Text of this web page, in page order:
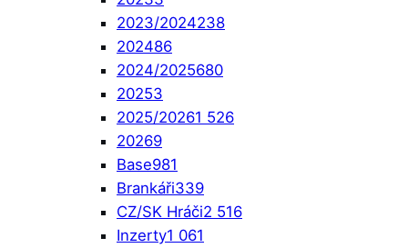
2023/2024238
202486
2024/2025680
20253
2025/20261 526
20269
Base981
Brankáři339
CZ/SK Hráči2 516
Inzerty1 061